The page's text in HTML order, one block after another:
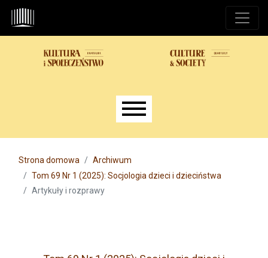
Przejdź do głównego menu
Przejdź do sekcji głównej
Przejdź do stopki
Main menu
Strona domowa
Archiwum
Tom 69 Nr 1 (2025): Socjologia dzieci i dzieciństwa
Artykuły i rozprawy